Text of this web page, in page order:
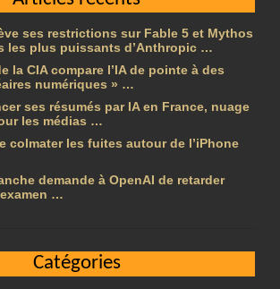
ses restrictions sur Fable 5 et Mythos
les plus puissants d’Anthropic …
la CIA compare l’IA de pointe à des
numériques » …
ses résumés par IA en France, nuage
les médias …
colmater les fuites autour de l’iPhone
demande à OpenAI de retarder
…
Catégories